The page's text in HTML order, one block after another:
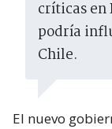
críticas en
podría
Chile.
El nuevo